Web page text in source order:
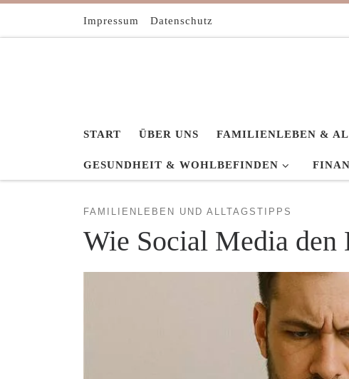
Zum Inhalt springen
Impressum Datenschutz
START ÜBER UNS FAMILIENLEBEN &
GESUNDHEIT & WOHLBEFINDEN
FAMILIENLEBEN UND ALLTAGSTIPPS
Wie Social Media den